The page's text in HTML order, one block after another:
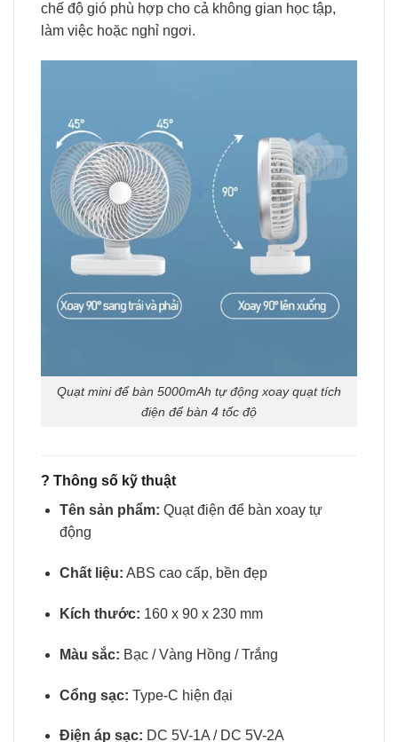
chế độ gió phù hợp cho cả không gian học tập,
làm việc hoặc nghỉ ngơi.
Quạt mini để bàn 5000mAh tự động xoay quạt tích
điện để bàn 4 tốc độ
? Thông số kỹ thuật
Tên sản phẩm: Quạt điện để bàn xoay tự
động
Chất liệu: ABS cao cấp, bền đẹp
Kích thước: 160 x 90 x 230 mm
Màu sắc: Bạc / Vàng Hồng / Trắng
Cổng sạc: Type-C hiện đại
Điện áp sạc: DC 5V-1A / DC 5V-2A